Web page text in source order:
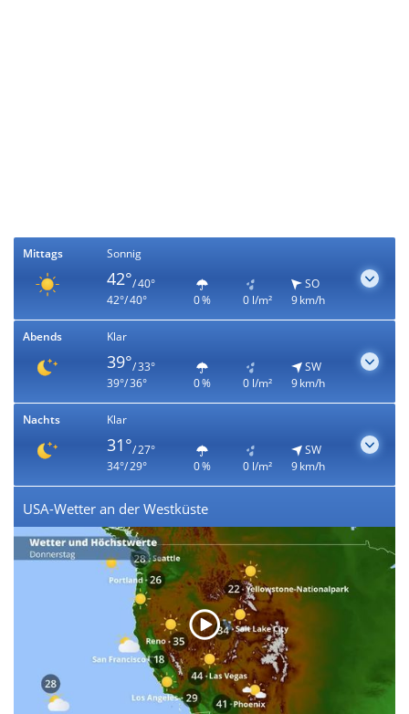
Mittags Sonnig
42°/ 40°
42°/ 40°
0 % 0 l/m²
SO
9 km/h
Abends Klar
39°/ 33°
39°/ 36°
0 % 0 l/m²
SW
9 km/h
Nachts Klar
31°/ 27°
34°/ 29°
0 % 0 l/m²
SW
9 km/h
USA-Wetter an der Westküste